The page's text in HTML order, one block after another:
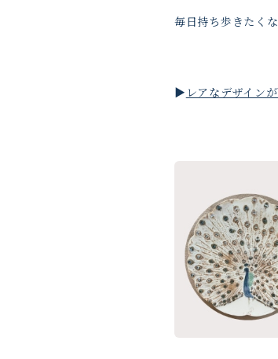
毎日持ち歩きたく
▶︎ レアなデザイン